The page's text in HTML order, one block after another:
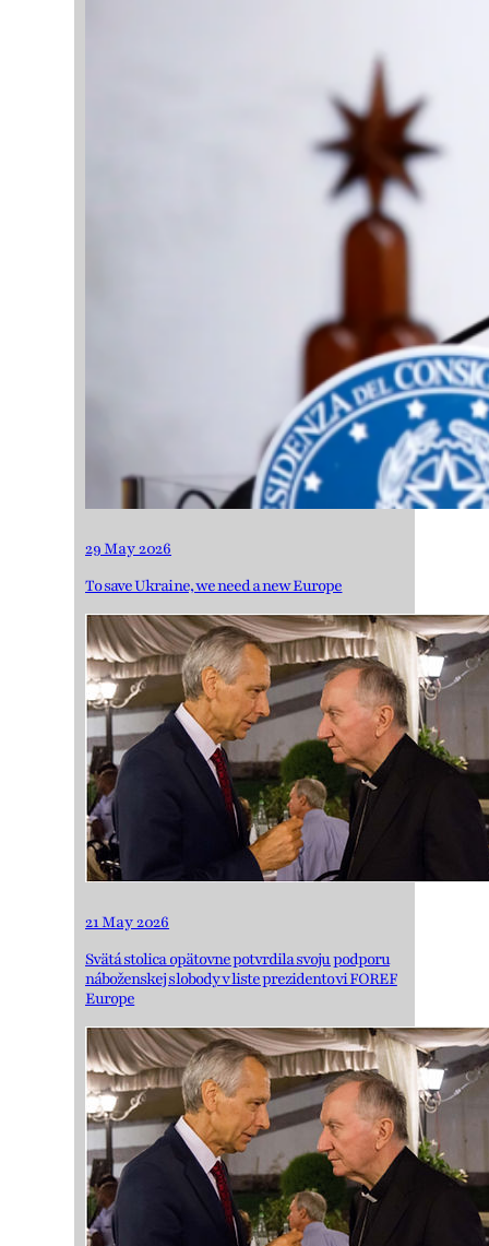
29 May 2026
To save Ukraine, we need a new Europe
21 May 2026
Svätá stolica opätovne potvrdila svoju podporu
náboženskej slobody v liste prezidentovi FOREF
Europe